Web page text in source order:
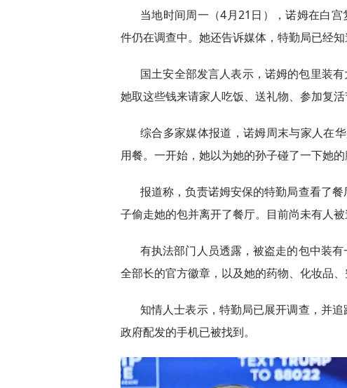
当地时间周一（4月21日），诺姆在白
件仍在调查中。她还告诉媒体，特勤局已经
国土安全部发言人表示，诺姆的包里装
她取这些钱来请家人吃饭、送礼物、参加复活
综合多家媒体报道，诺姆周末与家人在
用餐。一开始，她以为她的孙子碰了一下她
报道称，负责诺姆安保的特勤局查看了
子偷走她的包并离开了餐厅。目前尚未有人被
有执法部门人员透露，被盗走的包中装
全部长的官方徽章，以及她的药物、化妆品、
知情人士表示，特勤局已展开调查，并
政府配发的手机已被找到。